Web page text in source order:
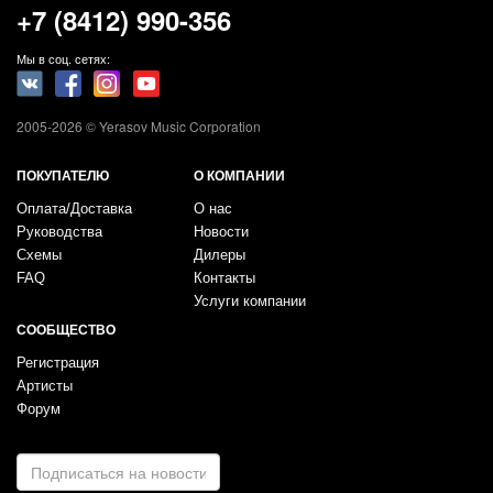
+7 (8412) 990-356
Мы в соц. сетях:
2005-2026 © Yerasov Music Corporation
ПОКУПАТЕЛЮ
Оплата/Доставка
Руководства
Схемы
FAQ
О КОМПАНИИ
О нас
Новости
Дилеры
Контакты
Услуги компании
СООБЩЕСТВО
Регистрация
Артисты
Форум
E-
mail